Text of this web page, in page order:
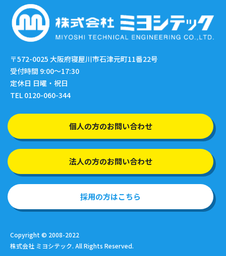
〒572-0025 大阪府寝屋川市石津元町11番22号
受付時間 9:00〜17:30
定休日 日曜・祝日
TEL 0120-060-344
個人の方のお問い合わせ
法人の方のお問い合わせ
採用の方はこちら
Copyright © 2008-2022
株式会社 ミヨシテック. All Rights Reserved.